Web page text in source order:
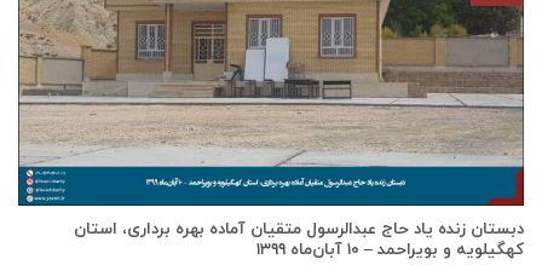
دبستان زنده ياد حاج عبدالرسول متقيان آماده بهره برداری، استان
كهگيلويه و بويراحمد – ۱۰ آبان‌ماه ۱۳۹۹